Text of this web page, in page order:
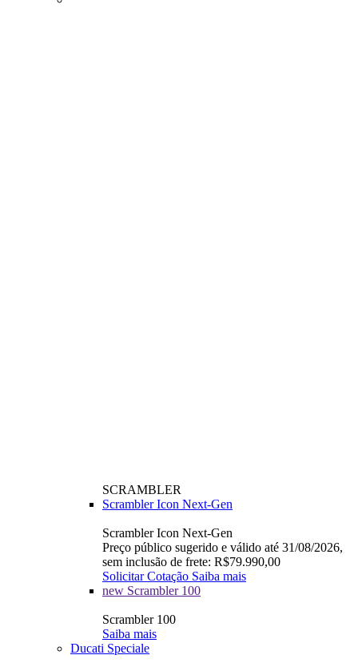
SCRAMBLER
Scrambler Icon Next-Gen
Scrambler Icon Next-Gen
Preço público sugerido e válido até 31/08/2026,
sem inclusão de frete: R$79.990,00
Solicitar Cotação Saiba mais
new Scrambler 100
Scrambler 100
Saiba mais
Ducati Speciale